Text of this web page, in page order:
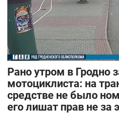
Рано утром в Гродно
мотоциклиста: на
средстве не было
его лишат прав не за